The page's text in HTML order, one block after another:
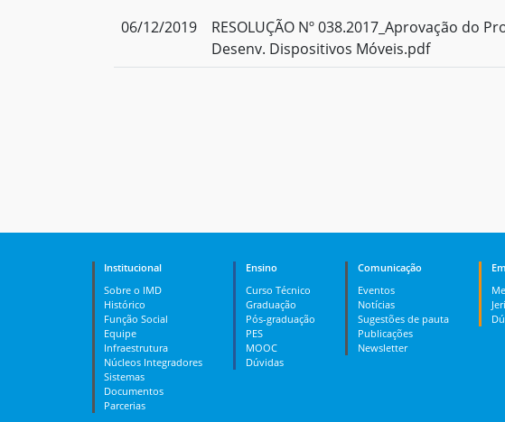
06/12/2019
RESOLUÇÃO Nº 038.2017_Aprovação do
Desenv. Dispositivos Móveis.pdf
Institucional
Sobre o IMD
Histórico
Função Social
Equipe
Infraestrutura
Núcleos Integradores
Sistemas
Documentos
Parcerias
Ensino
Curso Técnico
Graduação
Pós-graduação
PES
MOOC
Dúvidas
Comunicação
Eventos
Notícias
Sugestões de pauta
Publicações
Newsletter